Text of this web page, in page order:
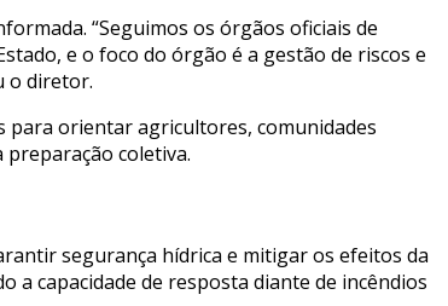
“Seguimos os órgãos oficiais de
e o foco do órgão é a gestão de riscos e
o diretor.
para orientar agricultores, comunidades
coletiva.
segurança hídrica e mitigar os efeitos da
a capacidade de resposta diante de incêndios